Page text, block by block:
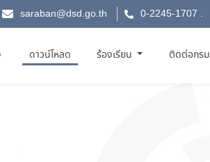
saraban@dsd.go.th 0-2245-1707 .
ดาวน์โหลด ร้องเรียน ติดต่อกรม